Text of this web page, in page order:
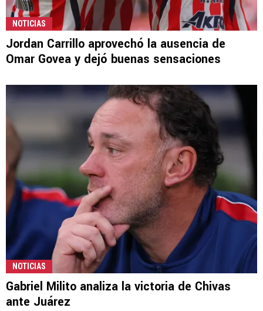
NOTICIAS
Jordan Carrillo aprovechó la ausencia de
Omar Govea y dejó buenas sensaciones
NOTICIAS
Gabriel Milito analiza la victoria de Chivas
ante Juárez